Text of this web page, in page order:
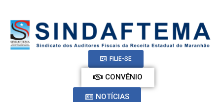
FILIE-SE
CONVÊNIO
NOTÍCIAS